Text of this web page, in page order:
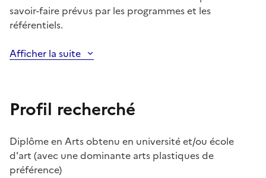
savoir-faire prévus par les programmes et les
référentiels.
Afficher la suite
Profil recherché
Diplôme en Arts obtenu en université et/ou école
d'art (avec une dominante arts plastiques de
préférence)